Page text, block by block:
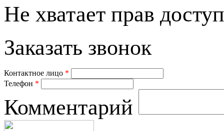
Не хватает прав
Заказать звонок
Контактное лицо *
Телефон *
Комментарий